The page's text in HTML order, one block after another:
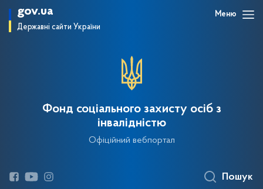
gov.ua
Державні сайти України
Меню
Фонд соціального захисту осіб з
інвалідністю
Офіційний вебпортал
Пошук